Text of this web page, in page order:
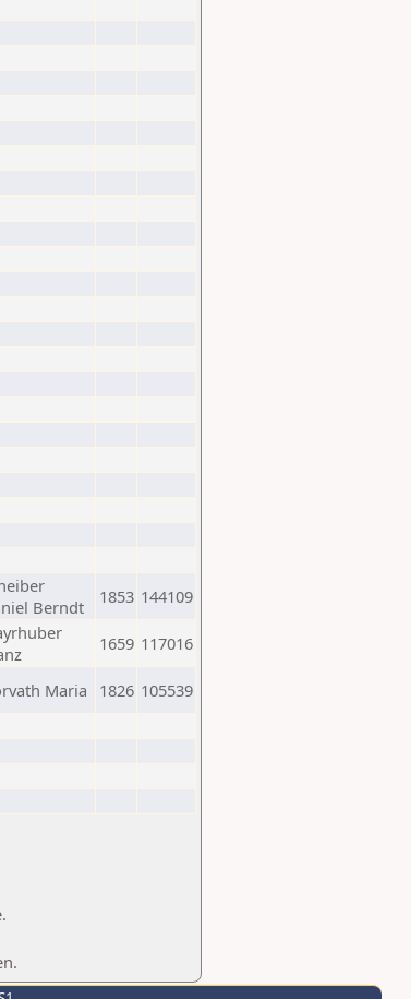
Berndt
1853 144109
1659 117016
Maria 1826 105539